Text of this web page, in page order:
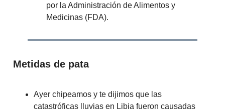
por la Administración de Alimentos y
Medicinas (FDA).
Metidas de pata
Ayer chipeamos y te dijimos que las
catastróficas lluvias en Libia fueron causadas